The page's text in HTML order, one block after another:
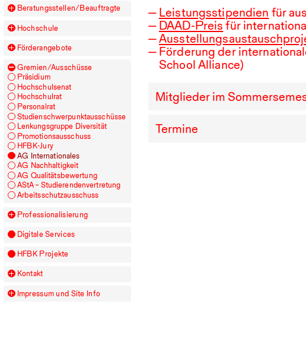
Beratungsstellen/​Beauftragte
Hochschule
Förderangebote
Gremien/Ausschüsse
Präsidium
Hochschulsenat
Hochschulrat
Personalrat
Studienschwerpunktausschüsse
Lenkungsgruppe Diversität
Promotionsausschuss
HFBK-Jury
AG Internationales
AG Nachhaltigkeit
AG Qualitätsbewertung
AStA – Studierendenvertretung
Arbeitsschutzausschuss
Professionalisierung
Digitale Services
HFBK Projekte
Kontakt
Impressum und Site Info
Leistungsstipendien für
DAAD-Preis für
Förderung der
School Alliance)
Mitglieder im
Termine